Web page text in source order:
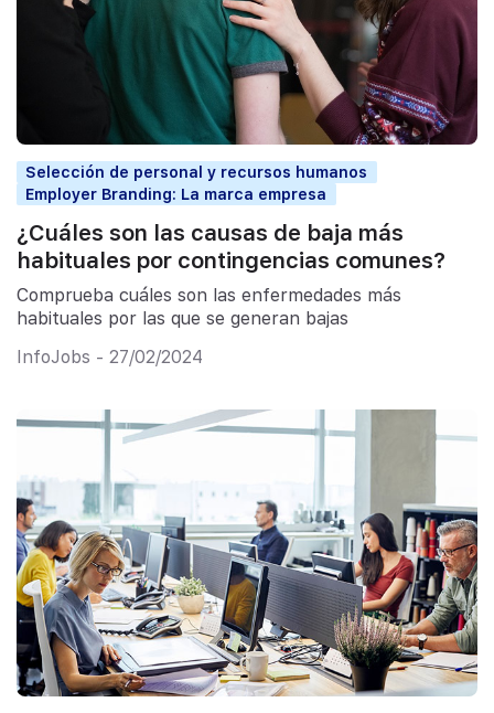
Selección de personal y recursos humanos
Employer Branding: La marca empresa
¿Cuáles son las causas de baja más
habituales por contingencias comunes?
Comprueba cuáles son las enfermedades más
habituales por las que se generan bajas
InfoJobs - 27/02/2024